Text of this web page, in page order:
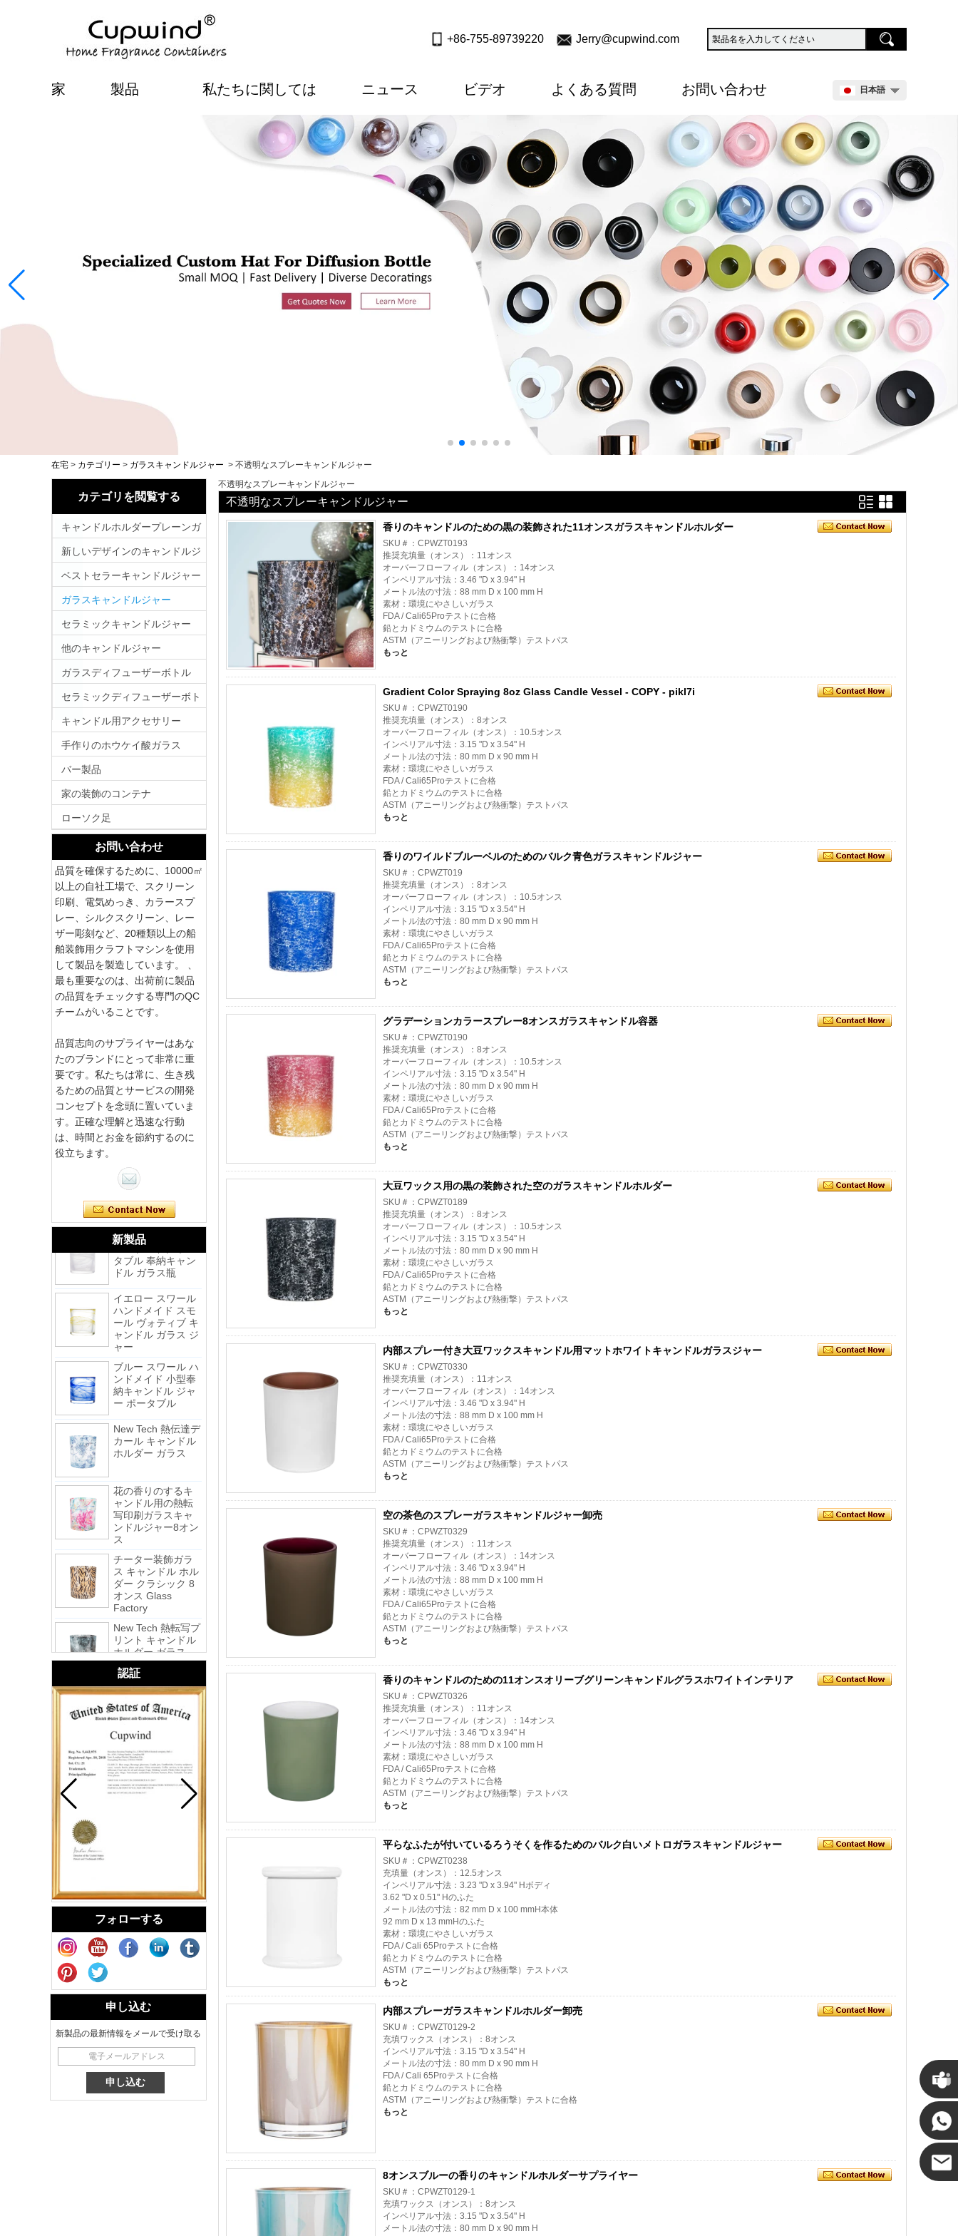
+86-755-89739220 Jerry@cupwind.com
家 製品 私たちに関しては ニュース ビデオ よくある質問 お問い合わせ 日本語
在宅 > カテゴリー > ガラスキャンドルジャー > 不透明なスプレーキャンドルジャー
カテゴリを閲覧する
キャンドルホルダープレーンガ
ラス
新しいデザインのキャンドルジ
ャー
ベストセラーキャンドルジャー
ガラスキャンドルジャー
セラミックキャンドルジャー
他のキャンドルジャー
ガラスディフューザーボトル
セラミックディフューザーボト
ル
キャンドル用アクセサリー
手作りのホウケイ酸ガラス
バー製品
家の装飾のコンテナ
ローソク足
お問い合わせ
品質を確保するために、10000㎡
以上の自社工場で、スクリーン
印刷、電気めっき、カラースプ
レー、シルクスクリーン、レー
ザー彫刻など、20種類以上の船
舶装飾用クラフトマシンを使用
して製品を製造しています。 、
最も重要なのは、出荷前に製品
の品質をチェックする専門のQC
チームがいることです。
品質志向のサプライヤーはあな
たのブランドにとって非常に重
要です。私たちは常に、生き残
るための品質とサービスの開発
コンセプトを念頭に置いていま
す。正確な理解と迅速な行動
は、時間とお金を節約するのに
役立ちます。
新製品
作りポータブル奉
納キャンドル ガラ
ホワイト スワール
ハンドメイド ポー
タブル 奉納キャン
ドル ガラス瓶
ハンドメイド スモ
ール ヴォティブ キ
ャンドル ガラス ジ
ャー
ブルー スワール ハ
ンドメイド 小型奉
納キャンドル ジャ
ー ポータブル
カール キャンドル
ホルダー ガラス
ャンドル用の熱転
写印刷ガラスキャ
ンドルジャー8オン
ス
チーター装飾ガラ
ス キャンドル ホル
ダー クラシック 8
オンス Glass
Factory
New Tech 熱転写プ
リント キャンドル
ホルダー ガラス -
ギャラクシー
ピンクの渦巻き手
作りポータブル奉
納キャンドル ガラ
ス瓶つや消し
ホワイト スワール
ハンドメイド ポー
タブル 奉納キャン
ドル ガラス瓶
イエロー スワール
ハンドメイド スモ
納キャンドル ジャ
ー ポータブル
New Tech 熱伝達デ
カール キャンドル
ホルダー ガラス
花の香りのするキ
ャンドル用の熱転
写印刷ガラスキャ
ンドルジャー8オン
ス
チーター装飾ガラ
ス キャンドル ホル
ダー クラシック 8
オンス Glass
認証
フォローする
申し込む
新製品の最新情報をメールで受け取る
不透明なスプレーキャンドルジャー
不透明なスプレーキャンドルジャー
香りのキャンドルのための黒の装飾された11オンスガラスキャンドルホルダー
SKU＃：CPWZT0193
推奨充填量（オンス）：11オンス
オーバーフローフィル（オンス）：14オンス
インペリアル寸法：3.46 "D x 3.94" H
メートル法の寸法：88 mm D x 100 mm H
素材：環境にやさしいガラス
FDA / Cali65Proテストに合格
鉛とカドミウムのテストに合格
ASTM（アニーリングおよび熱衝撃）テストパス
もっと
Gradient Color Spraying 8oz Glass Candle Vessel - COPY - pikl7i
SKU＃：CPWZT0190
推奨充填量（オンス）：8オンス
オーバーフローフィル（オンス）：10.5オンス
インペリアル寸法：3.15 "D x 3.54" H
メートル法の寸法：80 mm D x 90 mm H
素材：環境にやさしいガラス
FDA / Cali65Proテストに合格
鉛とカドミウムのテストに合格
ASTM（アニーリングおよび熱衝撃）テストパス
もっと
香りのワイルドブルーベルのためのバルク青色ガラスキャンドルジャー
SKU＃：CPWZT019
推奨充填量（オンス）：8オンス
オーバーフローフィル（オンス）：10.5オンス
インペリアル寸法：3.15 "D x 3.54" H
メートル法の寸法：80 mm D x 90 mm H
素材：環境にやさしいガラス
FDA / Cali65Proテストに合格
鉛とカドミウムのテストに合格
ASTM（アニーリングおよび熱衝撃）テストパス
もっと
グラデーションカラースプレー8オンスガラスキャンドル容器
SKU＃：CPWZT0190
推奨充填量（オンス）：8オンス
オーバーフローフィル（オンス）：10.5オンス
インペリアル寸法：3.15 "D x 3.54" H
メートル法の寸法：80 mm D x 90 mm H
素材：環境にやさしいガラス
FDA / Cali65Proテストに合格
鉛とカドミウムのテストに合格
ASTM（アニーリングおよび熱衝撃）テストパス
もっと
大豆ワックス用の黒の装飾された空のガラスキャンドルホルダー
SKU＃：CPWZT0189
推奨充填量（オンス）：8オンス
オーバーフローフィル（オンス）：10.5オンス
インペリアル寸法：3.15 "D x 3.54" H
メートル法の寸法：80 mm D x 90 mm H
素材：環境にやさしいガラス
FDA / Cali65Proテストに合格
鉛とカドミウムのテストに合格
ASTM（アニーリングおよび熱衝撃）テストパス
もっと
内部スプレー付き大豆ワックスキャンドル用マットホワイトキャンドルガラスジャー
SKU＃：CPWZT0330
推奨充填量（オンス）：11オンス
オーバーフローフィル（オンス）：14オンス
インペリアル寸法：3.46 "D x 3.94" H
メートル法の寸法：88 mm D x 100 mm H
素材：環境にやさしいガラス
FDA / Cali65Proテストに合格
鉛とカドミウムのテストに合格
ASTM（アニーリングおよび熱衝撃）テストパス
もっと
空の茶色のスプレーガラスキャンドルジャー卸売
SKU＃：CPWZT0329
推奨充填量（オンス）：11オンス
オーバーフローフィル（オンス）：14オンス
インペリアル寸法：3.46 "D x 3.94" H
メートル法の寸法：88 mm D x 100 mm H
素材：環境にやさしいガラス
FDA / Cali65Proテストに合格
鉛とカドミウムのテストに合格
ASTM（アニーリングおよび熱衝撃）テストパス
もっと
香りのキャンドルのための11オンスオリーブグリーンキャンドルグラスホワイトインテリア
SKU＃：CPWZT0326
推奨充填量（オンス）：11オンス
オーバーフローフィル（オンス）：14オンス
インペリアル寸法：3.46 "D x 3.94" H
メートル法の寸法：88 mm D x 100 mm H
素材：環境にやさしいガラス
FDA / Cali65Proテストに合格
鉛とカドミウムのテストに合格
ASTM（アニーリングおよび熱衝撃）テストパス
もっと
平らなふたが付いているろうそくを作るためのバルク白いメトロガラスキャンドルジャー
SKU＃：CPWZT0238
充填量（オンス）：12.5オンス
インペリアル寸法：3.23 "D x 3.94" Hボディ
3.62 "D x 0.51" Hのふた
メートル法の寸法：82 mm D x 100 mmH本体
92 mm D x 13 mmHのふた
素材：環境にやさしいガラス
FDA / Cali 65Proテストに合格
鉛とカドミウムのテストに合格
ASTM（アニーリングおよび熱衝撃）テストパス
もっと
内部スプレーガラスキャンドルホルダー卸売
SKU＃：CPWZT0129-2
充填ワックス（オンス）：8オンス
インペリアル寸法：3.15 "D x 3.54" H
メートル法の寸法：80 mm D x 90 mm H
FDA / Cali 65Proテストに合格
鉛とカドミウムのテストに合格
ASTM（アニーリングおよび熱衝撃）テストに合格
もっと
8オンスブルーの香りのキャンドルホルダーサプライヤー
SKU＃：CPWZT0129-1
充填ワックス（オンス）：8オンス
インペリアル寸法：3.15 "D x 3.54" H
メートル法の寸法：80 mm D x 90 mm H